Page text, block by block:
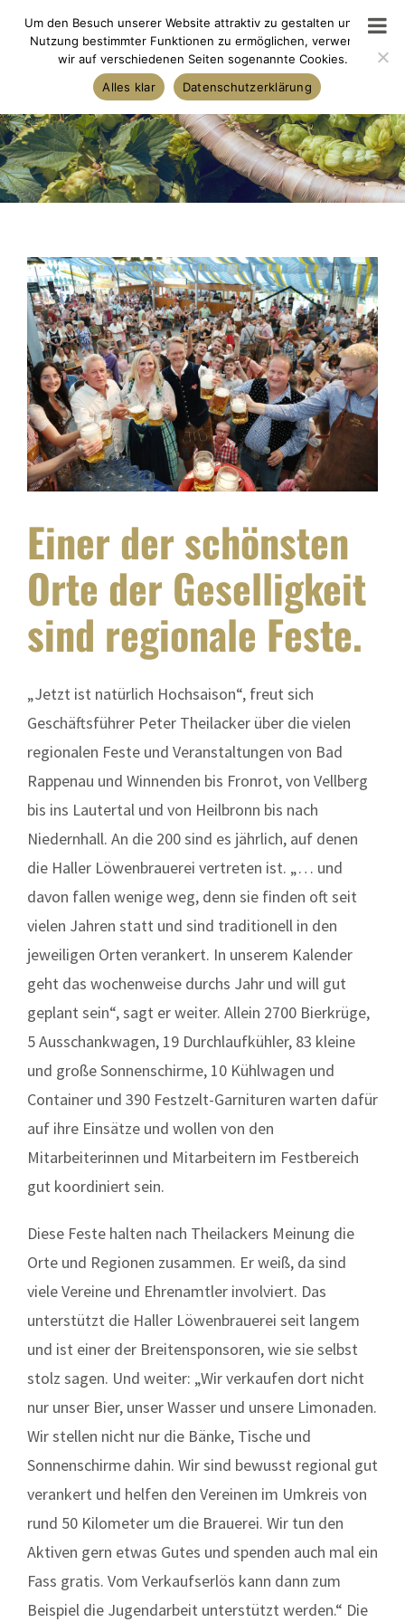
Skip
View
Larger
Image
Einer der schönsten
Orte der Geselligkeit
sind regionale Feste.
„Jetzt ist natürlich Hochsaison“, freut sich
Geschäftsführer Peter Theilacker über die vielen
regionalen Feste und Veranstaltungen von Bad
Rappenau und Winnenden bis Fronrot, von Vellberg
bis ins Lautertal und von Heilbronn bis nach
Niedernhall. An die 200 sind es jährlich, auf denen
die Haller Löwenbrauerei vertreten ist. „… und
davon fallen wenige weg, denn sie finden oft seit
vielen Jahren statt und sind traditionell in den
jeweiligen Orten verankert. In unserem Kalender
geht das wochenweise durchs Jahr und will gut
geplant sein“, sagt er weiter. Allein 2700 Bierkrüge,
5 Ausschankwagen, 19 Durchlaufkühler, 83 kleine
und große Sonnenschirme, 10 Kühlwagen und
Container und 390 Festzelt-Garnituren warten dafür
auf ihre Einsätze und wollen von den
Mitarbeiterinnen und Mitarbeitern im Festbereich
gut koordiniert sein.
Diese Feste halten nach Theilackers Meinung die
Orte und Regionen zusammen. Er weiß, da sind
viele Vereine und Ehrenamtler involviert. Das
unterstützt die Haller Löwenbrauerei seit langem
und ist einer der Breitensponsoren, wie sie selbst
stolz sagen. Und weiter: „Wir verkaufen dort nicht
nur unser Bier, unser Wasser und unsere Limonaden.
Wir stellen nicht nur die Bänke, Tische und
Sonnenschirme dahin. Wir sind bewusst regional gut
verankert und helfen den Vereinen im Umkreis von
rund 50 Kilometer um die Brauerei. Wir tun den
Aktiven gern etwas Gutes und spenden auch mal ein
Fass gratis. Vom Verkaufserlös kann dann zum
Beispiel die Jugendarbeit unterstützt werden.“ Die
Um den Besuch unserer Website attraktiv zu gestalten und die
Nutzung bestimmter Funktionen zu ermöglichen, verwenden
wir auf verschiedenen Seiten sogenannte Cookies.
Alles klar
Datenschutzerklärung